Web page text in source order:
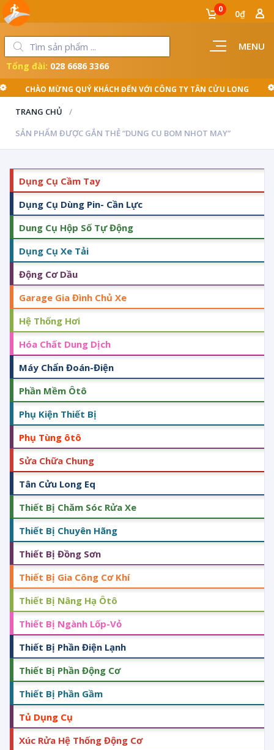
MENU
0 0₫
CHÀO MỪNG QUÝ KHÁCH ĐẾN VỚI CÔNG TY TÂN CỬU LONG
Tổng đài: 028 6686 3366
TRANG CHỦ
SẢN PHẨM ĐƯỢC GẮN THẺ “DUNG CU BOM NHOT MAY”
Dụng Cụ Cầm Tay
Dụng Cụ Dùng Pin- Cần Lực
Dung Cụ Hộp Số Tự Động
Dụng Cụ Xe Tải
Động Cơ Dầu
Garage Gia Đình Chủ Xe
Hệ Thống Hơi
Hóa Chất Dung Dịch
Máy Chẩn Đoán-Điện
Phần Mềm Ôtô
Phụ Kiện Thiết Bị
Phụ Tùng ôtô
Sửa Chữa Chung
Tân Cửu Long Eq
Thiết Bị Chăm Sóc Rửa Xe
Thiết Bị Chuyên Hãng
Thiết Bị Đồng Sơn
Thiết Bị Gia Công Cơ Khí
Thiết Bị Nâng Hạ Ôtô
Thiết Bị Ngành Lốp-Vỏ
Thiết Bị Phần Điện Lạnh
Thiết Bị Phần Động Cơ
Thiết Bị Phần Gầm
Tủ Dụng Cụ
Xúc Rửa Hệ Thống Động Cơ